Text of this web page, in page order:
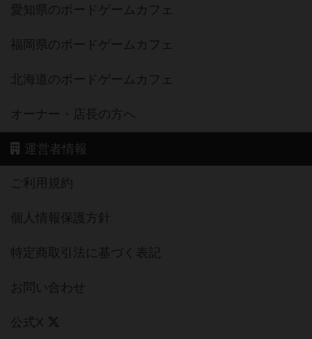
愛知県のボードゲームカフェ
福岡県のボードゲームカフェ
北海道のボードゲームカフェ
オーナー・店長の方へ
運営者情報
ご利用規約
個人情報保護方針
特定商取引法に基づく表記
お問い合わせ
公式X